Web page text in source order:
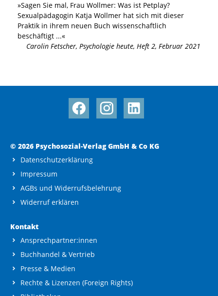
»Sagen Sie mal, Frau Wollmer: Was ist Petplay?
Sexualpädagogin Katja Wollmer hat sich mit dieser
Praktik in ihrem neuen Buch wissenschaftlich
beschäftigt ...«
Carolin Fetscher, Psychologie heute, Heft 2, Februar 2021
© 2026 Psychosozial-Verlag GmbH & Co KG
Datenschutzerklärung
Impressum
AGBs und Widerrufsbelehrung
Widerruf erklären
Kontakt
Ansprechpartner:innen
Buchhandel & Vertrieb
Presse & Medien
Rechte & Lizenzen (Foreign Rights)